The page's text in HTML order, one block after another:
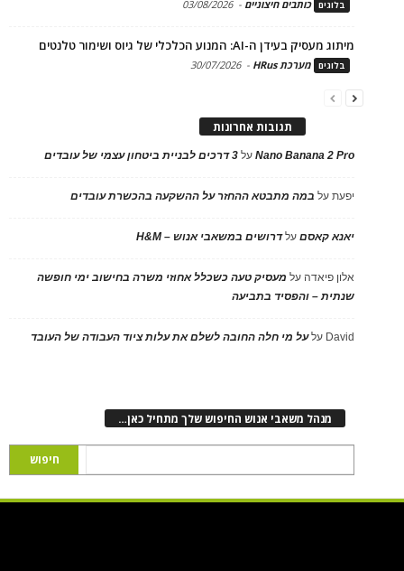
בלוגים כותבים חיצוניים -
03/08/2026
מיתוג מעסיק בעידן ה-AI: המנוע הכלכלי של גיוס ושימור טלנטים
בלוגים מערכת HRus -
30/07/2026
תגובות אחרונות
Nano Banana 2 Proעל 3 דרכים לבניית ביטחון עצמי של עובדים
יפעתעל במה מתבטא ההחזר על ההשקעה בהכשרת עובדים
יאנא קאסםעלדרושים במשאבי אנוש – H&M
אלון פיאדה על מעסיק טעה כשכלל אחוזי משרה בחישוב ימי חופשה
שנתית – והפסיד בתביעה
David עלעל מי חלה החובה לשלם את עלות ציוד העבודה של העובד
מנהל משאבי אנוש החיפוש שלך מתחיל כאן…